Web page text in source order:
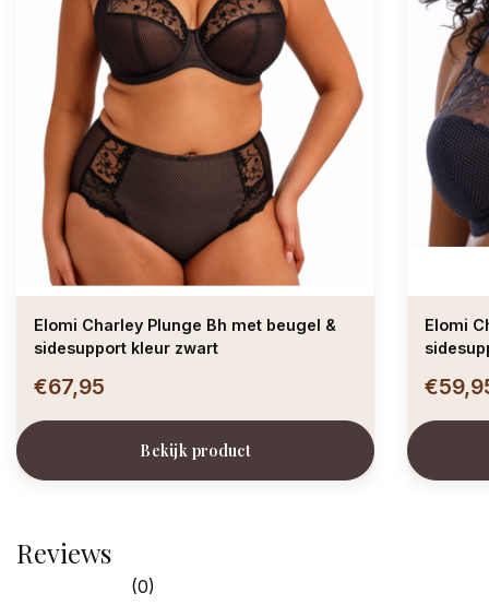
Elomi Charley Plunge Bh met beugel &
sidesupport kleur zwart
€67,95
Bekijk product
Elomi
Reviews
(0)